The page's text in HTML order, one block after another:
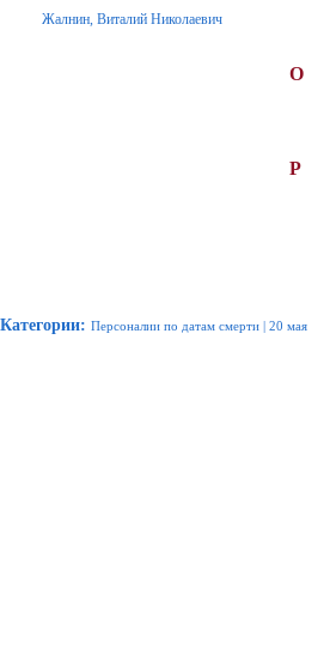
Жалнин, Виталий Николаевич
О
Р
Категории: Персоналии по датам смерти | 20 мая